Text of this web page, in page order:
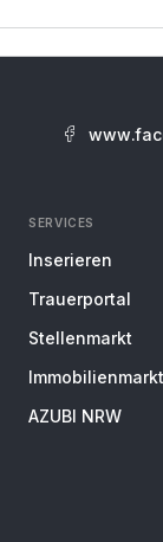
SERVICES
Inserieren
Trauerportal
Stellenmarkt
Immobilienmarkt
AZUBI NRW